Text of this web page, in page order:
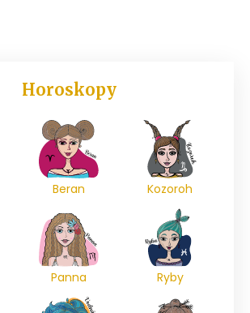
Horoskopy
Beran Kozoroh
Panna Ryby